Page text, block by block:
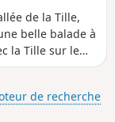
de la Tille,
belle balade à
la Tille sur le
à voir ou
de recherche